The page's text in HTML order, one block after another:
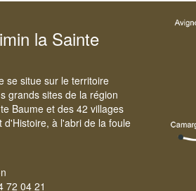
la Sainte
se situe sur le territoire
grands sites de la région
Baume et des 42 villages
à l'abri de la foule
72 04 21